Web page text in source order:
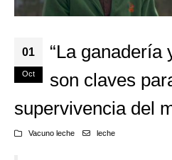
01
Oct
“La ganadería
son claves
supervivencia del
Vacuno leche leche